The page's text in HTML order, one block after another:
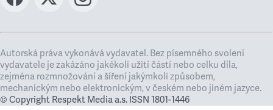
Autorská práva vykonává vydavatel. Bez písemného svolení
vydavatele je zakázáno jakékoli užití částí nebo celku díla,
zejména rozmnožování a šíření jakýmkoli způsobem,
mechanickým nebo elektronickým, v českém nebo jiném jazyce.
© Copyright Respekt Media a.s. ISSN 1801-1446